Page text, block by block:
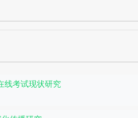
线考试现状研究